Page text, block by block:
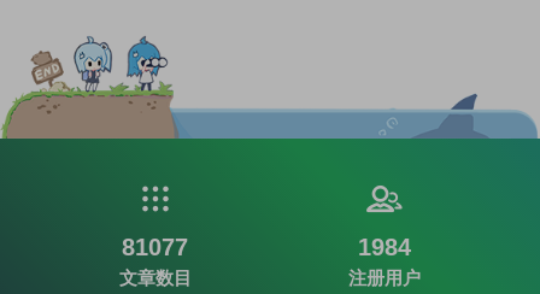
81077
文章数目
1984
注册用户